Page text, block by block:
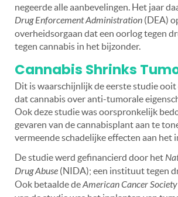
negeerde alle aanbevelingen. Het jaar
Drug Enforcement Administration (DEA)
overheidsorgaan dat een oorlog tegen
tegen cannabis in het bijzonder.
Cannabis Shrinks
Dit is waarschijnlijk de eerste studie
dat cannabis over anti-tumorale
Ook deze studie was oorspronkelijk
gevaren van de cannabisplant aan te
vermeende schadelijke effecten aan het
De studie werd gefinancierd door het
Drug Abuse (NIDA); een instituut tegen
Ook betaalde deAmerican Cancer Society